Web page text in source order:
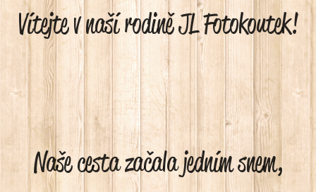
Vítejte v naší rodině JL Fotokoutek!
Naše cesta začala jedním snem,